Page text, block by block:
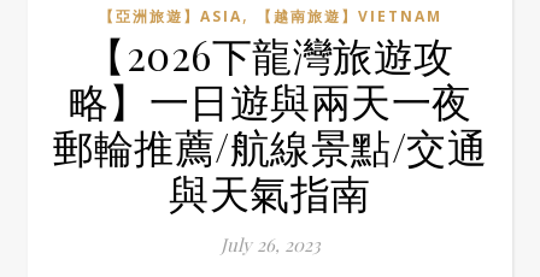
【亞洲旅遊】ASIA, 【越南旅遊】VIETNAM
【2026下龍灣旅遊攻
略】一日遊與兩天一夜
郵輪推薦/航線景點/交通
與天氣指南
July 26, 2023